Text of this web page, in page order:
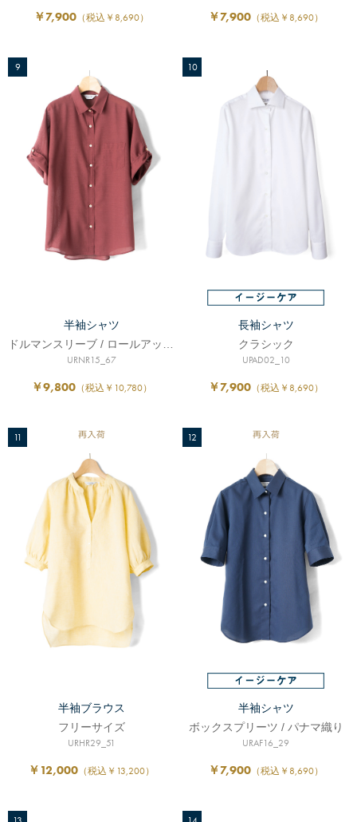
￥7,900 （税込￥8,690） ￥7,900 （税込￥8,690）
9
半袖シャツ
ドルマンスリーブ / ロールアップ袖
URNR15_67
￥9,800（税込￥10,780）
10
長袖シャツ
クラシック
UPAD02_10
￥7,900 （税込￥8,690）
11
半袖ブラウス
フリーサイズ
URHR29_51
￥12,000 （税込￥13,200）
12
半袖シャツ
ボックスプリーツ / パナマ織り
URAF16_29
￥7,900 （税込￥8,690）